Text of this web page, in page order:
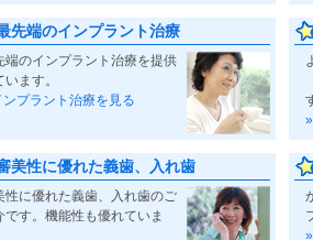
先端のインプラント治療
端のインプラント治療を提供
います。
ンプラント治療を見る
美性に優れた義歯、入れ歯
性に優れた義歯、入れ歯のご
です。機能性も優れていま